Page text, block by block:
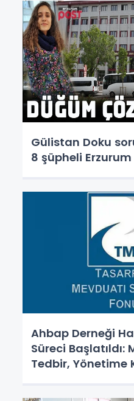
Gülistan Doku
8 şüpheli
Ahbap Derneği
Süreci Başlatıldı:
Tedbir, Yönetime